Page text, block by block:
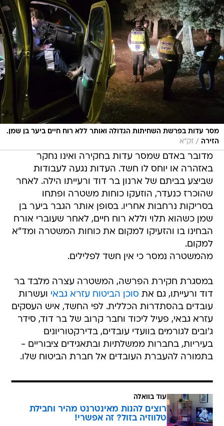
מסר עדות בפרשת השחיתות הגדולה ואותר ללא רוח חיים ביער בן שמן.
הזירה / זק"א
מדובר באדם שמסר עדות בחקירה ואינו נחקר
באזהרה או יוחס לו חשד. העדות נגעה לעבודות
שביצע בביתם של ארנון בר דוד ורעייתו הילה. לאחר
שהוכרז כנעדר, הוזעקו כוחות משטרה ופתחו
בסריקות נרחבות אחריו. בסופן אותר הגבר ביער בן
שמן כשהוא תלוי וללא רוח חיים, לאחר שעוברי אורח
הבחינו בו והזעיקו למקום את כוחות המשטרה ומד"א
למקום.
מהמשטרה נמסר כי אין חשד לפלילים.
במסגרת חקירת הפרשה, המשטרה עצרה מלבד בר
דוד ורעייתו, גם את סוכן הביטוח עזרא גבאי ועשרות
עובדים בהסתדרות הכללית. לפי החשד, איש העסקים
עזרא גבאי, פעיל ליכוד וחבר קרוב של בר דוד, סידר
ג'ובים לגורמים בוועדי עובדים, בדירקטוריונים
בעיריות, בחברות ממשלתיות ובתאגידים ציבוריים -
בתמורה להעברת העובדים אל חברת הביטוח שלו.
עוד בוואלה
רוצים להנות מאינטרנט מהיר וחבילת
טלווזיה בזול? זה אפשרי!